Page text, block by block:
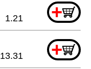
+
1.21
+
13.31